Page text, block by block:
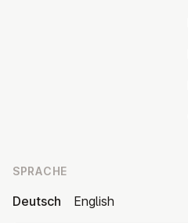
SPRACHE
Deutsch
English